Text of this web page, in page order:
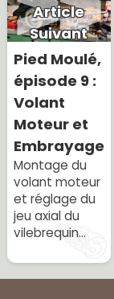
Article
Suivant
Pied Moulé,
épisode 9 :
Volant
Moteur et
Embrayage
Montage du
volant moteur
et réglage du
jeu axial du
vilebrequin...